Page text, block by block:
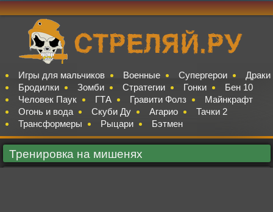
Игры для мальчиков Военные Супергерои
Драки
Бродилки
Зомби Стратегии Гонки
Бен 10
Человек Паук
ГТА Гравити Фолз
Майнкрафт
Огонь и вода
Скуби Ду Агарио
Тачки 2
Трансформеры
Рыцари Бэтмен
Тренировка на мишенях